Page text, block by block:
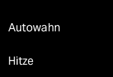
Autowahn
Hitze